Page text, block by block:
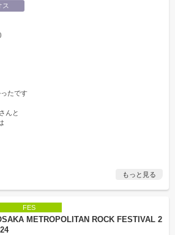
ス
たです
んと
もっと見る
FES
METROPOLITAN ROCK FESTIVAL 2